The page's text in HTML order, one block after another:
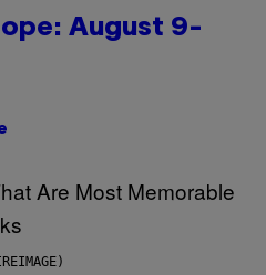
August 9-